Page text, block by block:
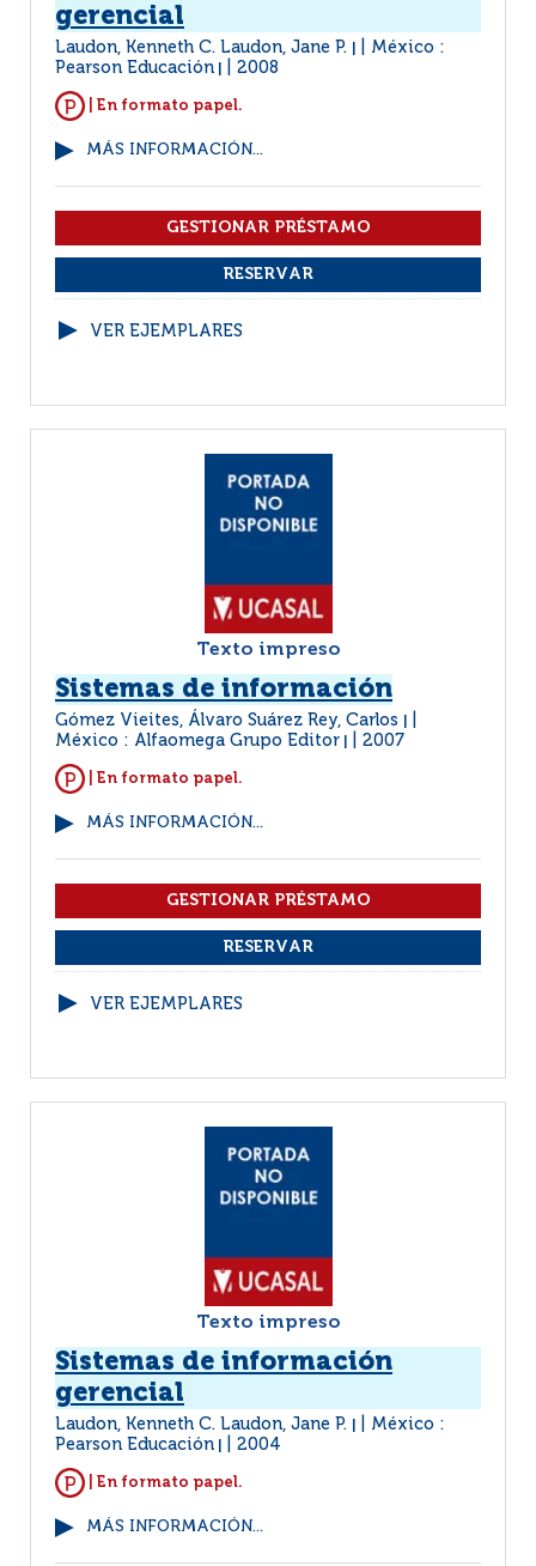
gerencial
Laudon, Kenneth C. Laudon, Jane P.
México :
Pearson Educación
2008
| En formato papel.
MÁS INFORMACIÓN...
VER EJEMPLARES
Texto impreso
Sistemas de información
Gómez Vieites, Álvaro Suárez Rey, Carlos
México : Alfaomega Grupo Editor 2007
| En formato papel.
MÁS INFORMACIÓN...
VER EJEMPLARES
Texto impreso
Sistemas de información
gerencial
Laudon, Kenneth C. Laudon, Jane P.
México :
Pearson Educación
2004
| En formato papel.
MÁS INFORMACIÓN...